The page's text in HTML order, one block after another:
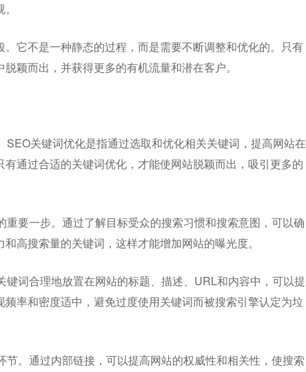
它不是一种静态的过程，而是需要不断调整和优化的。只有
颖而出，并获得更多的有机流量和潜在客户。
关键词优化是指通过选取和优化相关关键词，提高网站在
通过合适的关键词优化，才能使网站脱颖而出，吸引更多的
要一步。通过了解目标受众的搜索习惯和搜索意图，可以确
高搜索量的关键词，这样才能增加网站的曝光度。
词合理地放置在网站的标题、描述、URL和内容中，可以提
率和密度适中，避免过度使用关键词而被搜索引擎认定为垃
。通过内部链接，可以提高网站的权威性和相关性，使搜索